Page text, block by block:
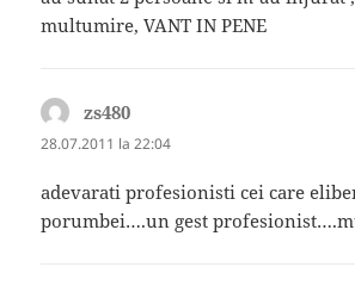
multumire, VANT IN PENE
zs480
28.07.2011 la 22:04
adevarati profesionisti cei care
porumbei….un gest